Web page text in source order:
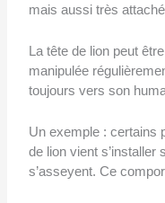
mais aussi très
La tête de lion peut
manipulée
toujours vers son
Un exemple : certains
de lion vient s’installer
s’asseyent. Ce